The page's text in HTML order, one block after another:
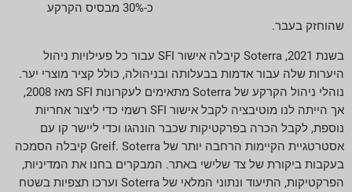
כ-30% מבסיס הקרקע
שהוחזק בעבר.
בשנת 2021, Soterra קיבלה אישור SFI עבור כל פעילויות ניהול
היערות שלה עבור אדמות בבעלותה ובניהולה, כולל קציר מוצרי יער.
נוהלי ניהול הקרקע של Soterra מתאימים לעקרונות SFI מאז 2008,
אך הייתה לנו מוטיבציה לקבל אישור SFI רשמי כדי ליצור אחריות
נוספת, לקבל הכרה בפרקטיקות שכבר הונהגו וכדי ליישר קו עם
אסטרטגיית הקיימות הרחבה יותר של Greif. Soterra קיבלה הסמכה
בעקבות ביקורת של צד שלישי באתר. המבקרים בחנו את המדיניות,
הפרקטיקות, התיעוד ונתוני המלאי של Soterra וערכו תצפיות בשטח